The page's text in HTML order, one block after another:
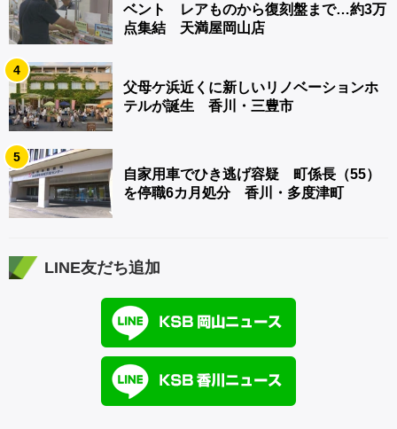
ベント レアものから復刻盤まで…約3万
点集結 天満屋岡山店
4
父母ケ浜近くに新しいリノベーションホ
テルが誕生 香川・三豊市
5
自家用車でひき逃げ容疑 町係長（55）
を停職6カ月処分 香川・多度津町
LINE友だち追加